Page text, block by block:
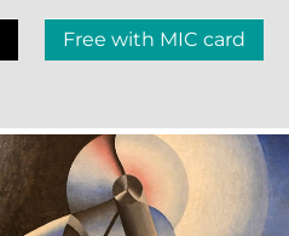
Free with MIC card